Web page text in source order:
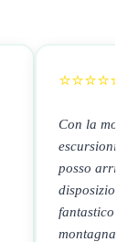
⭐⭐⭐⭐⭐
Con la
escursioni
posso
fantastico
montagna.